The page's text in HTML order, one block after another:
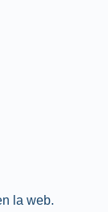
la web.